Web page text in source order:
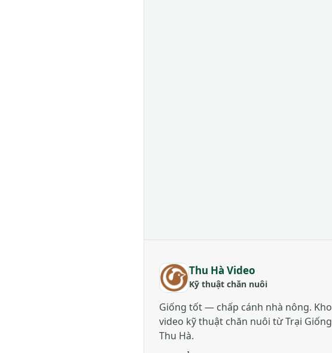
Thu Hà Video
Kỹ thuật chăn nuôi
Giống tốt — chấp cánh nhà nông. Kho
video kỹ thuật chăn nuôi từ Trại Giống
Thu Hà.